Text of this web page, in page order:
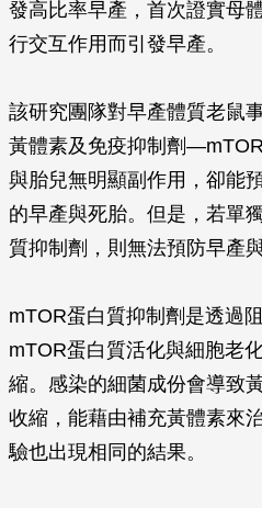
發高比率早產，首次證實母
行交互作用而引發早產。
該研究團隊對早產體質老鼠
黃體素及免疫抑制劑
與胎兒無明顯副作用，卻能
的早產與死胎。但是，若單
質抑制劑，則無法預防早產與
mTOR蛋白質抑制劑是透過
mTOR蛋白質活化與細胞老
縮。感染的細菌成份會導致
收縮，能藉由補充黃體素來
驗也出現相同的結果。